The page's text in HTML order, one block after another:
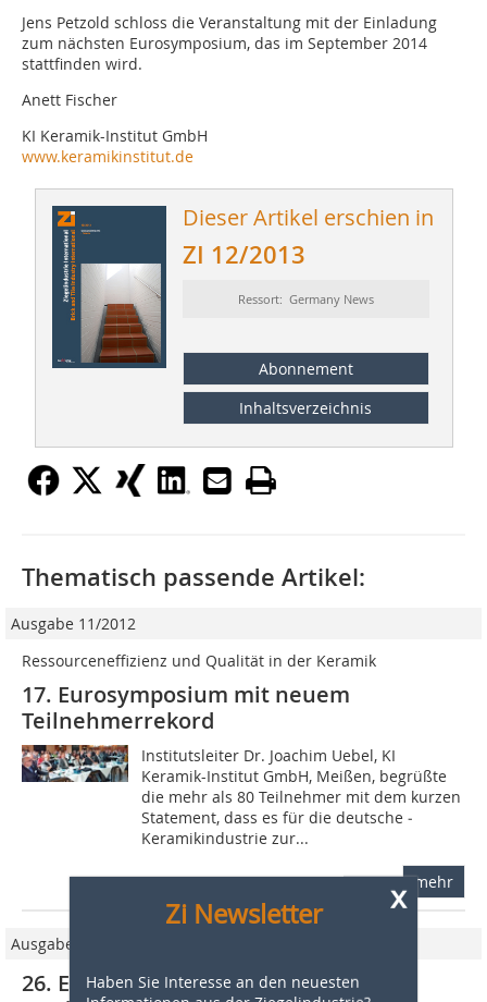
Jens Petzold schloss die Veranstaltung mit der Einladung
zum nächsten Eurosymposium, das im September 2014
stattfinden wird.
Anett Fischer
KI Keramik-Institut GmbH
www.keramikinstitut.de
Dieser Artikel erschien in
ZI 12/2013
Ressort: Germany News
Abonnement
Inhaltsverzeichnis
x
Zi Newsletter
Haben Sie Interesse an den neuesten
Thematisch passende Artikel:
Ausgabe 11/2012
Ressourceneffizienz und Qualität in der Keramik
17. Eurosymposium mit neuem
Teilnehmerrekord
Institutsleiter Dr. Joachim Uebel, KI
Keramik-Institut GmbH, Meißen, begrüßte
die mehr als 80 Teilnehmer mit dem kurzen
Statement, dass es für die deutsche ­
Keramikindustrie zur...
mehr
Ausgabe 06/2023
26. Eurosymposium: Keramische